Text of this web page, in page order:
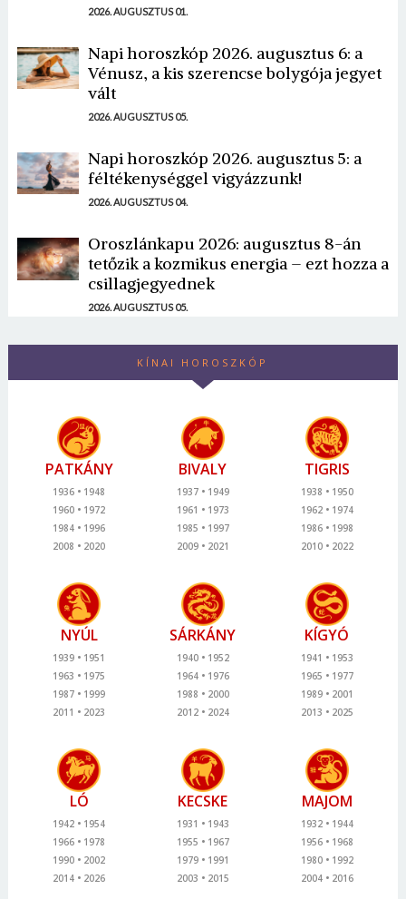
2026. AUGUSZTUS 01.
Napi horoszkóp 2026. augusztus 6: a
Vénusz, a kis szerencse bolygója jegyet
vált
2026. AUGUSZTUS 05.
Napi horoszkóp 2026. augusztus 5: a
féltékenységgel vigyázzunk!
2026. AUGUSZTUS 04.
Oroszlánkapu 2026: augusztus 8-án
tetőzik a kozmikus energia – ezt hozza a
csillagjegyednek
2026. AUGUSZTUS 05.
KÍNAI HOROSZKÓP
PATKÁNY
1936
1948
1960
1972
1984
1996
2008
2020
BIVALY
1937
1949
1961
1973
1985
1997
2009
2021
TIGRIS
1938
1950
1962
1974
1986
1998
2010
2022
NYÚL
1939
1951
1963
1975
1987
1999
2011
2023
SÁRKÁNY
1940
1952
1964
1976
1988
2000
2012
2024
KÍGYÓ
1941
1953
1965
1977
1989
2001
2013
2025
LÓ
1942
1954
1966
1978
1990
2002
2014
2026
KECSKE
1931
1943
1955
1967
1979
1991
2003
2015
MAJOM
1932
1944
1956
1968
1980
1992
2004
2016